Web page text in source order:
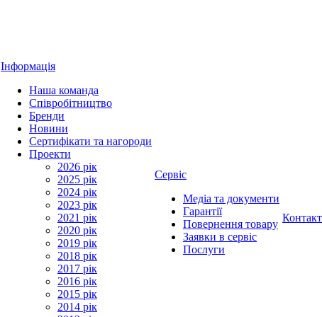
Інформація
Наша команда
Співробітництво
Бренди
Новини
Сертифікати та нагороди
Проекти
2026 рік
2025 рік
2024 рік
2023 рік
2021 рік
2020 рік
2019 рік
2018 рік
2017 рік
2016 рік
2015 рік
2014 рік
Сервіс
Медіа та документи
Гарантії
Повернення товару
Заявки в сервіс
Послуги